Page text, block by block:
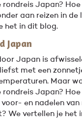
rondreis Japan?
aan reizen in
het in dit blog.
Japan
Japan is
met een
Maar
rondreis Japan?
en nadelen van
We vertellen je het